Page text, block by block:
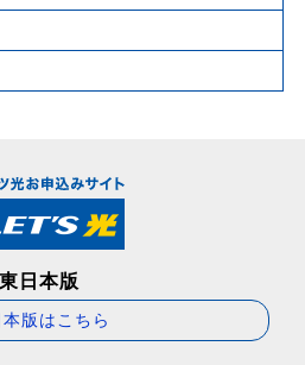
東日本版
版はこちら